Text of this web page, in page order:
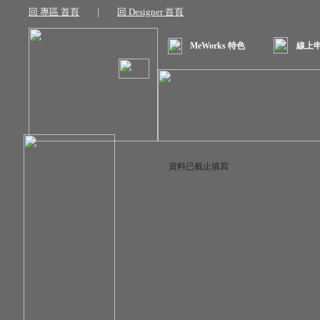
回 專區 首頁 | 回 Designer 首頁
MeWorks 特色 線上
資料已截止填寫